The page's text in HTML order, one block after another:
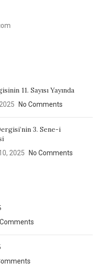
11. Sayısı Yayında
No Comments
3. Sene-i
2025 No Comments